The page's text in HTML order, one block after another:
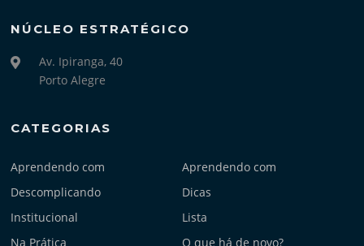
NÚCLEO ESTRATÉGICO
Av. Ipiranga, 40
Porto Alegre
CATEGORIAS
Aprendendo com
Aprendendo com
Descomplicando
Dicas
Institucional
Lista
Na Prática
O que há de novo?